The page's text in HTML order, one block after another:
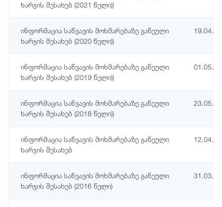
ხარჯის შესახებ (2021 წელი))
ინფორმაცია საწვავის მოხმარებაზე გაწეული
ხარჯის შესახებ (2020 წელი))
ინფორმაცია საწვავის მოხმარებაზე გაწეული
ხარჯის შესახებ (2019 წელი))
ინფორმაცია საწვავის მოხმარებაზე გაწეული
ხარჯის შესახებ (2018 წელი))
ინფორმაცია საწვავის მოხმარებაზე გაწეული
ხარჯის შესახებ
ინფორმაცია საწვავის მოხმარებაზე გაწეული
ხარჯის შესახებ (2016 წელი)